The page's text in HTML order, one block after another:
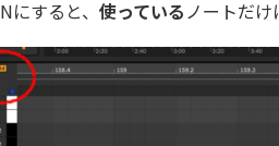
にすると、使っているノートだ